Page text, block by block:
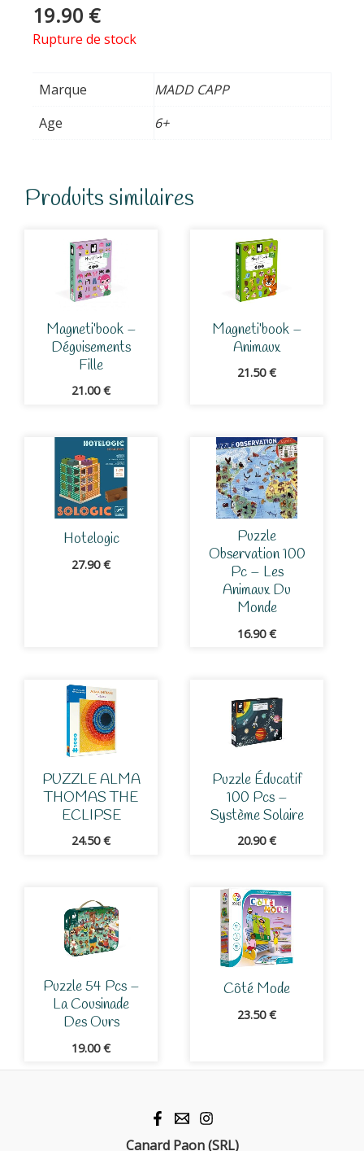
19.90 €
Rupture de stock
Marque
MADD CAPP
Age
6+
Produits similaires
Magneti’book –
Déguisements
Fille
21.00€
Magneti’book –
Animaux
21.50€
Hotelogic
27.90€
Puzzle
Observation 100
Pc – Les
Animaux Du
Monde
16.90€
PUZZLE ALMA
THOMAS THE
ECLIPSE
24.50€
Puzzle Éducatif
100 Pcs –
Système Solaire
20.90€
Puzzle 54 Pcs –
La Cousinade
Des Ours
19.00€
Côté Mode
23.50€
Canard Paon (SRL)